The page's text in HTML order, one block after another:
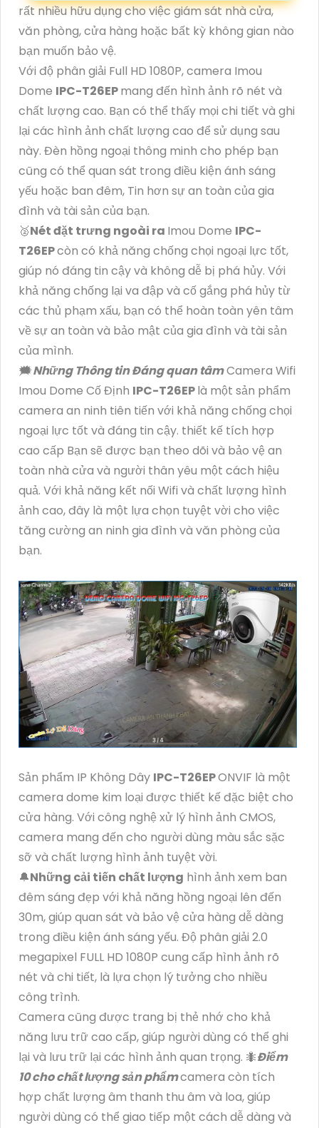
rất nhiều hữu dụng cho việc giám sát nhà cửa,
văn phòng, cửa hàng hoặc bất kỳ không gian nào
bạn muốn bảo vệ.
Với độ phân giải Full HD 1080P, camera Imou
Dome IPC-T26EPmang đến hình ảnh rõ nét và
chất lượng cao. Bạn có thể thấy mọi chi tiết và ghi
lại các hình ảnh chất lượng cao để sử dụng sau
này. Đèn hồng ngoại thông minh cho phép bạn
cũng có thể quan sát trong điều kiện ánh sáng
yếu hoặc ban đêm, Tin hơn sự an toàn của gia
đình và tài sản của bạn.
🥈️Nét đặt trưng ngoài ra Imou Dome IPC-
T26EPcòn có khả năng chống chọi ngoại lực tốt,
giúp nó đáng tin cậy và không dễ bị phá hủy. Với
khả năng chống lại va đập và cố gắng phá hủy từ
các thủ phạm xấu, bạn có thể hoàn toàn yên tâm
về sự an toàn và bảo mật của gia đình và tài sản
của mình.
🗯️Những Thông tin Đáng quan tâmCamera Wifi
Imou Dome Cố Định IPC-T26EPlà một sản phẩm
camera an ninh tiên tiến với khả năng chống chọi
ngoại lực tốt và đáng tin cậy. thiết kế tích hợp
cao cấp Bạn sẽ được bạn theo dõi và bảo vệ an
toàn nhà cửa và người thân yêu một cách hiệu
quả. Với khả năng kết nối Wifi và chất lượng hình
ảnh cao, đây là một lựa chọn tuyệt vời cho việc
tăng cường an ninh gia đình và văn phòng của
bạn.
Sản phẩm IP Không Dây IPC-T26EPONVIF là một
camera dome kim loại được thiết kế đặc biệt cho
cửa hàng. Với công nghệ xử lý hình ảnh CMOS,
camera mang đến cho người dùng màu sắc sặc
sỡ và chất lượng hình ảnh tuyệt vời.
🔔Những cải tiến chất lượng hình ảnh xem ban
đêm sáng đẹp với khả năng hồng ngoại lên đến
30m, giúp quan sát và bảo vệ cửa hàng dễ dàng
trong điều kiện ánh sáng yếu. Độ phân giải 2.0
megapixel FULL HD 1080P cung cấp hình ảnh rõ
nét và chi tiết, là lựa chọn lý tưởng cho nhiều
công trình.
Camera cũng được trang bị thẻ nhớ cho khả
năng lưu trữ cao cấp, giúp người dùng có thể ghi
lại và lưu trữ lại các hình ảnh quan trọng. 🐜Điểm
10 cho chất lượng sản phẩmcamera còn tích
hợp chất lượng âm thanh thu âm và loa, giúp
người dùng có thể giao tiếp một cách dễ dàng và